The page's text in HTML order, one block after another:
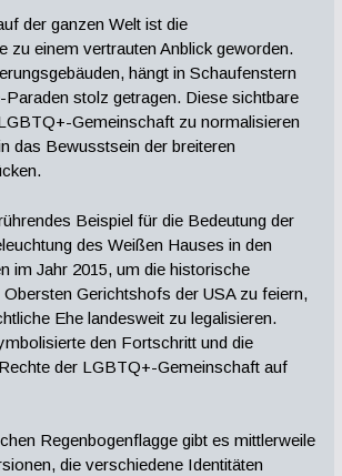
der ganzen Welt ist die
zu einem vertrauten Anblick geworden.
hängt in Schaufenstern
Paraden stolz getragen. Diese sichtbare
Gemeinschaft zu normalisieren
das Bewusstsein der breiteren
Beispiel für die Bedeutung der
des Weißen Hauses in den
im Jahr 2015, um die historische
Gerichtshofs der USA zu feiern,
Ehe landesweit zu legalisieren.
den Fortschritt und die
der LGBTQ+-Gemeinschaft auf
Regenbogenflagge gibt es mittlerweile
die verschiedene Identitäten